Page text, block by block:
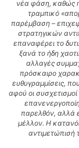
νέα φάση, καθώς
τραμπικό
παρέμβαση –
στρατηγικών
επαναφέρει το
ξανά το ήδη
αλλαγές
πρόσκαιρο
ευθυγραμμίσεις,
αφού οι
παρελθόν, αλλά
μέλλον. Η
αντιμετώπισή